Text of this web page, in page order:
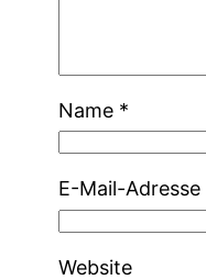
Name *
E-Mail-Adresse
Website